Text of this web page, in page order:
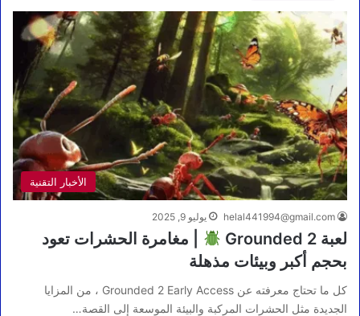
الأخبار التقنية
helal441994@gmail.com يوليو 9, 2025
لعبة Grounded 2
| مغامرة الحشرات تعود
بحجم أكبر وبيئات مذهلة
كل ما تحتاج معرفته عن Grounded 2 Early Access ، من المزايا
الجديدة مثل الحشرات المركبة والبيئة الموسعة إلى القصة…